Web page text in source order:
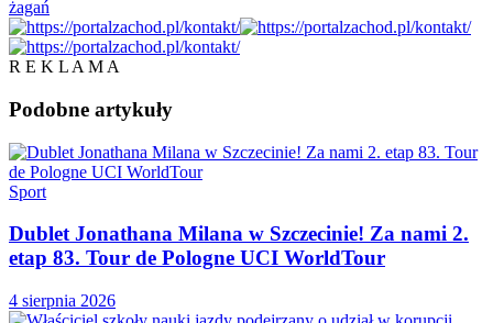
żagań
R E K L A M A
Podobne artykuły
Sport
Dublet Jonathana Milana w Szczecinie! Za nami 2.
etap 83. Tour de Pologne UCI WorldTour
4 sierpnia 2026